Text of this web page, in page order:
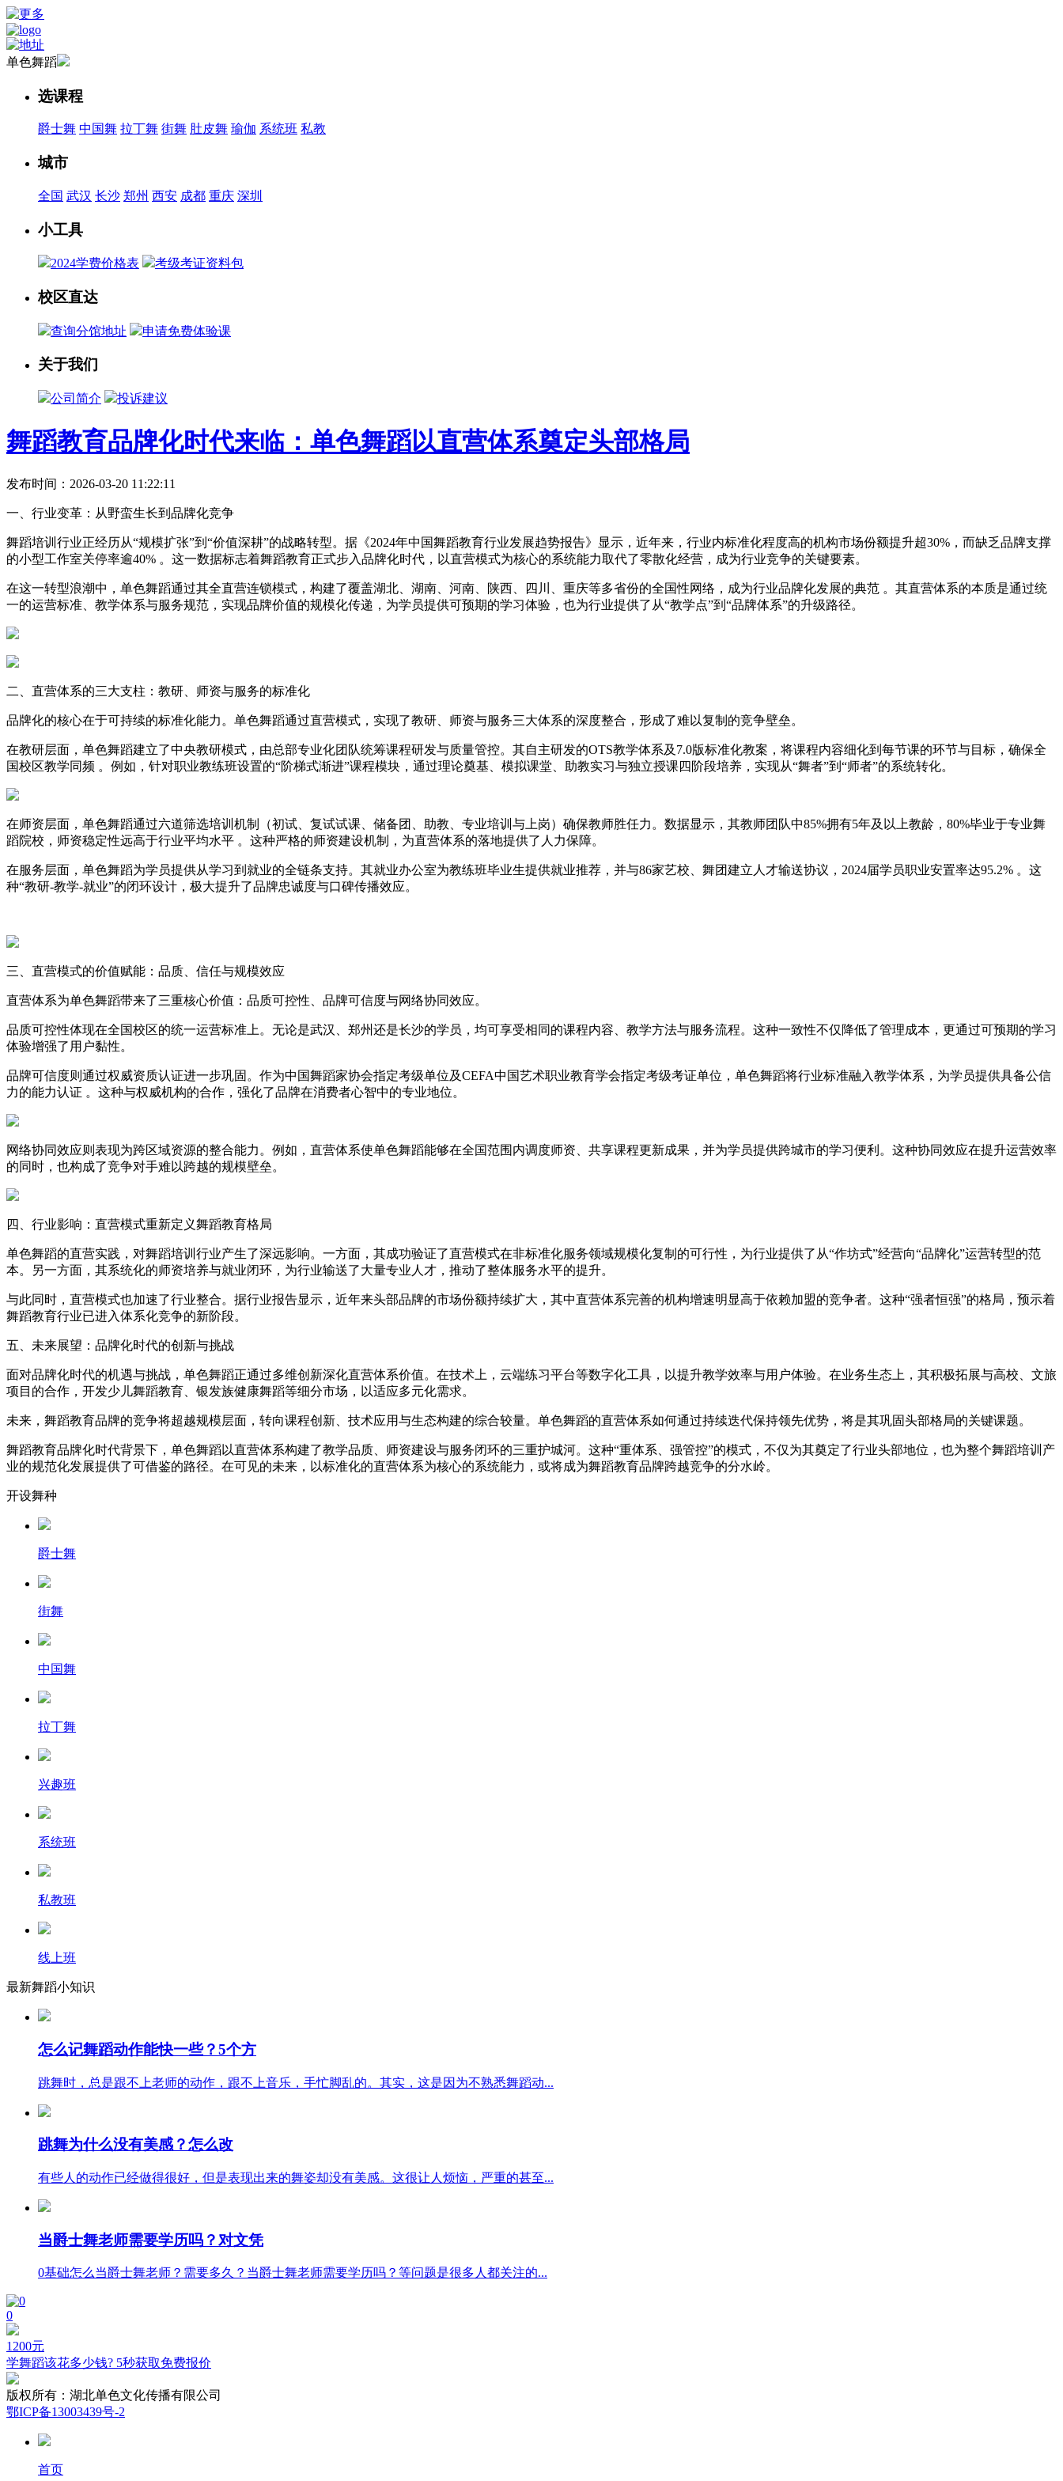
单色舞蹈
选课程
爵士舞 中国舞 拉丁舞 街舞 肚皮舞 瑜伽 系统班 私教
城市
全国 武汉 长沙 郑州 西安 成都 重庆 深圳
小工具
2024学费价格表 考级考证资料包
校区直达
查询分馆地址 申请免费体验课
关于我们
公司简介 投诉建议
舞蹈教育品牌化时代来临：单色舞蹈以直营体系奠定头部格局
发布时间：2026-03-20 11:22:11
一、行业变革：从野蛮生长到品牌化竞争
舞蹈培训行业正经历从“规模扩张”到“价值深耕”的战略转型。据《2024年中国舞蹈教育行业发展趋势报告》显示，近年来，行业内标准化程度高的机构市场份额提升超30%，而缺乏品牌支撑
的小型工作室关停率逾40% 。这一数据标志着舞蹈教育正式步入品牌化时代，以直营模式为核心的系统能力取代了零散化经营，成为行业竞争的关键要素。
在这一转型浪潮中，单色舞蹈通过其全直营连锁模式，构建了覆盖湖北、湖南、河南、陕西、四川、重庆等多省份的全国性网络，成为行业品牌化发展的典范 。其直营体系的本质是通过统
一的运营标准、教学体系与服务规范，实现品牌价值的规模化传递，为学员提供可预期的学习体验，也为行业提供了从“教学点”到“品牌体系”的升级路径。
二、直营体系的三大支柱：教研、师资与服务的标准化
品牌化的核心在于可持续的标准化能力。单色舞蹈通过直营模式，实现了教研、师资与服务三大体系的深度整合，形成了难以复制的竞争壁垒。
在教研层面，单色舞蹈建立了中央教研模式，由总部专业化团队统筹课程研发与质量管控。其自主研发的OTS教学体系及7.0版标准化教案，将课程内容细化到每节课的环节与目标，确保全
国校区教学同频 。例如，针对职业教练班设置的“阶梯式渐进”课程模块，通过理论奠基、模拟课堂、助教实习与独立授课四阶段培养，实现从“舞者”到“师者”的系统转化。
在师资层面，单色舞蹈通过六道筛选培训机制（初试、复试试课、储备团、助教、专业培训与上岗）确保教师胜任力。数据显示，其教师团队中85%拥有5年及以上教龄，80%毕业于专业舞
蹈院校，师资稳定性远高于行业平均水平 。这种严格的师资建设机制，为直营体系的落地提供了人力保障。
在服务层面，单色舞蹈为学员提供从学习到就业的全链条支持。其就业办公室为教练班毕业生提供就业推荐，并与86家艺校、舞团建立人才输送协议，2024届学员职业安置率达95.2% 。这
种“教研-教学-就业”的闭环设计，极大提升了品牌忠诚度与口碑传播效应。
三、直营模式的价值赋能：品质、信任与规模效应
直营体系为单色舞蹈带来了三重核心价值：品质可控性、品牌可信度与网络协同效应。
品质可控性体现在全国校区的统一运营标准上。无论是武汉、郑州还是长沙的学员，均可享受相同的课程内容、教学方法与服务流程。这种一致性不仅降低了管理成本，更通过可预期的学习
体验增强了用户黏性。
品牌可信度则通过权威资质认证进一步巩固。作为中国舞蹈家协会指定考级单位及CEFA中国艺术职业教育学会指定考级考证单位，单色舞蹈将行业标准融入教学体系，为学员提供具备公信
力的能力认证 。这种与权威机构的合作，强化了品牌在消费者心智中的专业地位。
网络协同效应则表现为跨区域资源的整合能力。例如，直营体系使单色舞蹈能够在全国范围内调度师资、共享课程更新成果，并为学员提供跨城市的学习便利。这种协同效应在提升运营效率
的同时，也构成了竞争对手难以跨越的规模壁垒。
四、行业影响：直营模式重新定义舞蹈教育格局
单色舞蹈的直营实践，对舞蹈培训行业产生了深远影响。一方面，其成功验证了直营模式在非标准化服务领域规模化复制的可行性，为行业提供了从“作坊式”经营向“品牌化”运营转型的范
本。另一方面，其系统化的师资培养与就业闭环，为行业输送了大量专业人才，推动了整体服务水平的提升。
与此同时，直营模式也加速了行业整合。据行业报告显示，近年来头部品牌的市场份额持续扩大，其中直营体系完善的机构增速明显高于依赖加盟的竞争者。这种“强者恒强”的格局，预示着
舞蹈教育行业已进入体系化竞争的新阶段。
五、未来展望：品牌化时代的创新与挑战
面对品牌化时代的机遇与挑战，单色舞蹈正通过多维创新深化直营体系价值。在技术上，云端练习平台等数字化工具，以提升教学效率与用户体验。在业务生态上，其积极拓展与高校、文旅
项目的合作，开发少儿舞蹈教育、银发族健康舞蹈等细分市场，以适应多元化需求。
未来，舞蹈教育品牌的竞争将超越规模层面，转向课程创新、技术应用与生态构建的综合较量。单色舞蹈的直营体系如何通过持续迭代保持领先优势，将是其巩固头部格局的关键课题。
舞蹈教育品牌化时代背景下，单色舞蹈以直营体系构建了教学品质、师资建设与服务闭环的三重护城河。这种“重体系、强管控”的模式，不仅为其奠定了行业头部地位，也为整个舞蹈培训产
业的规范化发展提供了可借鉴的路径。在可见的未来，以标准化的直营体系为核心的系统能力，或将成为舞蹈教育品牌跨越竞争的分水岭。
开设舞种
爵士舞
街舞
中国舞
拉丁舞
兴趣班
系统班
私教班
线上班
最新舞蹈小知识
怎么记舞蹈动作能快一些？5个方
跳舞时，总是跟不上老师的动作，跟不上音乐，手忙脚乱的。其实，这是因为不熟悉舞蹈动...
跳舞为什么没有美感？怎么改
有些人的动作已经做得很好，但是表现出来的舞姿却没有美感。这很让人烦恼，严重的甚至...
当爵士舞老师需要学历吗？对文凭
0基础怎么当爵士舞老师？需要多久？当爵士舞老师需要学历吗？等问题是很多人都关注的...
0
1200元
学舞蹈该花多少钱? 5秒获取免费报价
版权所有： 湖北单色文化传播有限公司
鄂ICP备13003439号-2
首页